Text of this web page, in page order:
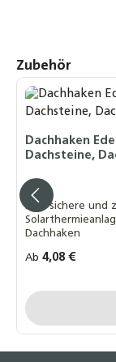
4,90 €
17,60 €
Produktgalerie
Zubehör
Dachhaken
Dachsteine,
Eine sichere und
Dachhaken
Regulärer Preis:
Ab 4,08 €